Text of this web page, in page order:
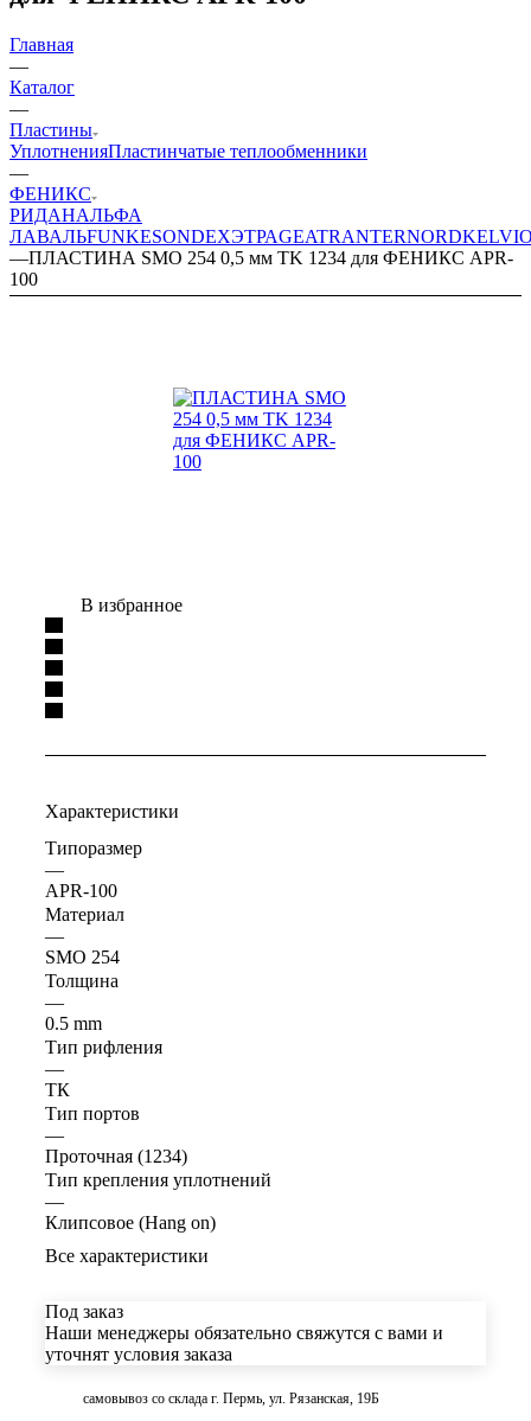
Главная
—
Каталог
—
Пластины
УплотненияПластинчатые теплообменники
—
ФЕНИКС
РИДАНАЛЬФА
ЛАВАЛЬFUNKESONDEXЭТРАGEATRANTERNORD
—ПЛАСТИНА SMO 254 0,5 мм TK 1234 для ФЕНИКС APR-
100
В избранное
Характеристики
Типоразмер
—
APR-100
Материал
—
SMO 254
Толщина
—
0.5 mm
Тип рифления
—
ТК
Тип портов
—
Проточная (1234)
Тип крепления уплотнений
—
Клипсовое (Hang on)
Все характеристики
Под заказ
Наши менеджеры обязательно свяжутся с вами и
уточнят условия заказа
самовывоз со склада г. Пермь, ул. Рязанская, 19Б